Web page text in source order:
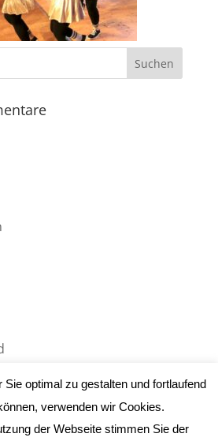
optimal zu gestalten und fortlaufend
verwenden wir Cookies.
der Webseite stimmen Sie der